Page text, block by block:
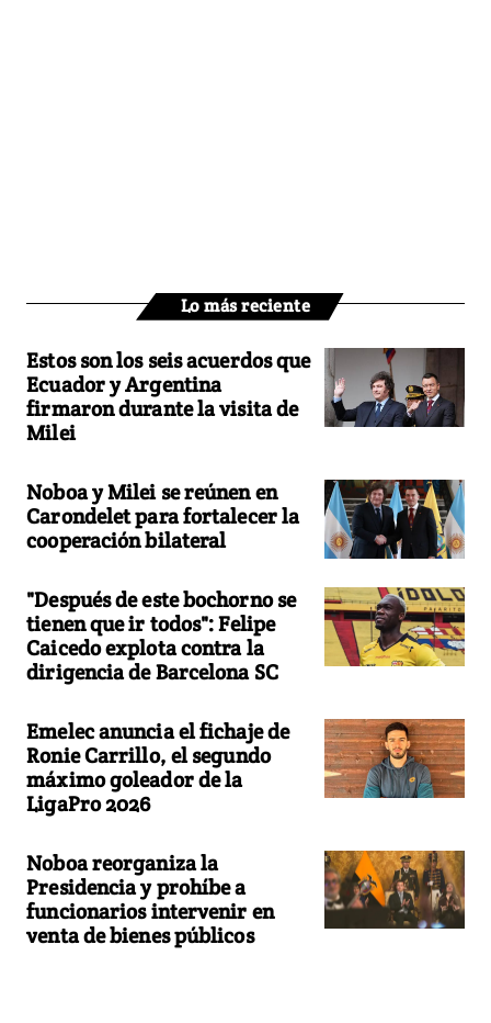
Lo más reciente
Estos son los seis acuerdos que
Ecuador y Argentina
firmaron durante la visita de
Milei
Noboa y Milei se reúnen en
Carondelet para fortalecer la
cooperación bilateral
"Después de este bochorno se
tienen que ir todos": Felipe
Caicedo explota contra la
dirigencia de Barcelona SC
Emelec anuncia el fichaje de
Ronie Carrillo, el segundo
máximo goleador de la
LigaPro 2026
Noboa reorganiza la
Presidencia y prohíbe a
funcionarios intervenir en
venta de bienes públicos